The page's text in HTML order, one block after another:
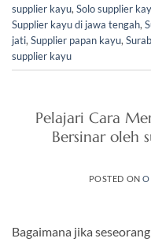
supplier kayu, Solo supplier
Supplier kayu di jawa tengah,
jati, Supplier papan kayu,
supplier kayu
Pelajari Cara
Bersinar oleh
POSTED ON
Bagaimana jika